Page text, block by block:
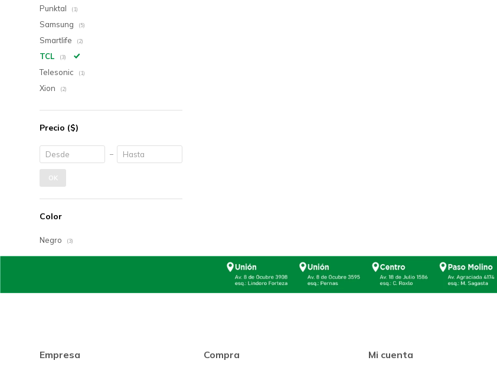
Punktal (1)
Samsung (5)
Smartlife (2)
TCL (3)
Telesonic (1)
Xion (2)
Precio ($)
OK
Color
Negro (3)
Empresa Compra Mi cuenta